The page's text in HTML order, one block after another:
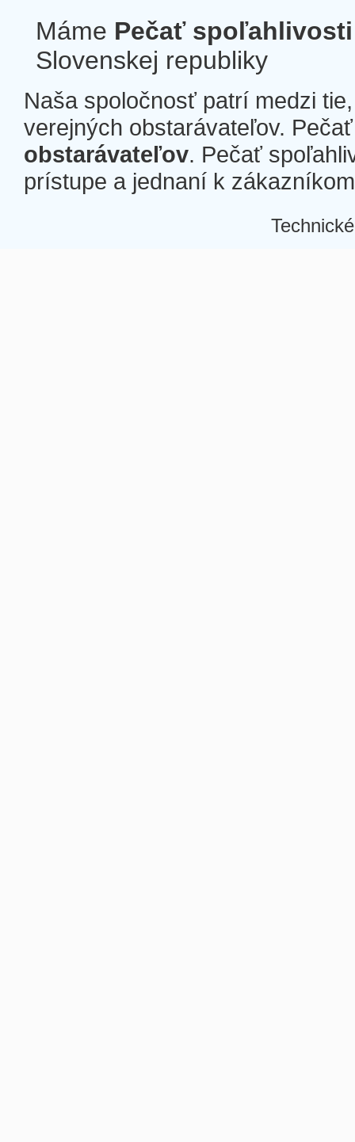
Máme Pečať spoľahlivosti
Slovenskej republiky
Naša spoločnosť patrí medzi
verejných obstarávateľov.
obstarávateľov. Pečať
prístupe a jednaní k